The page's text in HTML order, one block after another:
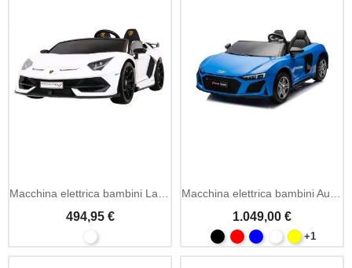
Macchina elettrica bambini Lamborghini SVJ 24V drift e LED
494,95 €
Macchina elettrica bambini Audi R8 LIFT 24V MP3
1.049,00 €
+1